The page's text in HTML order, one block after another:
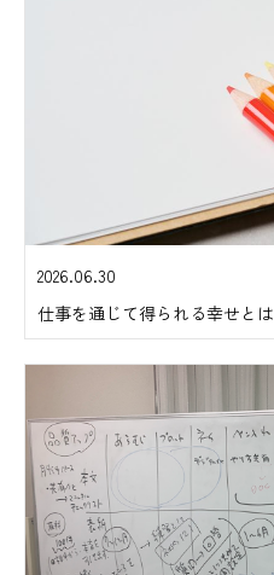
2026.06.30
仕事を通じて得られる幸せとは